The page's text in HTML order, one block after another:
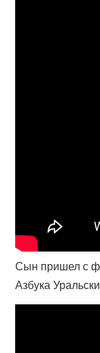
Сын пришел с
Азбука